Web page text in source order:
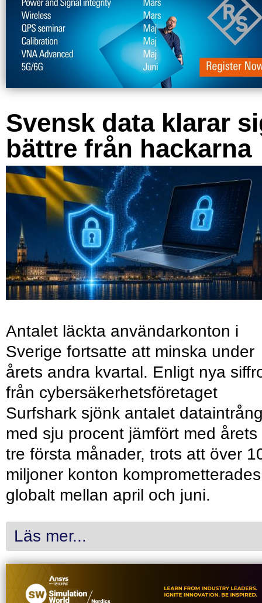
Svensk data klarar
bättre från hackarna
Antalet läckta användarkonton i
Sverige fortsatte att minska under
årets andra kvartal. Enligt nya
från cybersäkerhetsföretaget
Surfshark sjönk antalet
med sju procent jämfört med årets
tre första månader, trots att över
miljoner konton komprometterades
globalt mellan april och juni.
Läs mer...